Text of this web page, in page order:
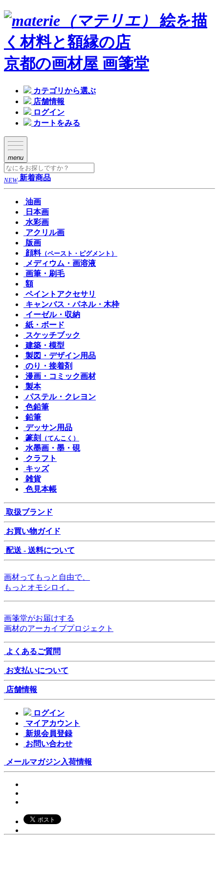
絵を描
く材料と額縁の店
京都の画材屋 画箋堂
カテゴリから選ぶ
店舗情報
ログイン
カートをみる
menu
NEW 新着商品
油画
日本画
水彩画
アクリル画
版画
顔料（ペースト・ピグメント）
メディウム・画溶液
画筆・刷毛
額
ペイントアクセサリ
キャンバス・パネル・木枠
イーゼル・収納
紙・ボード
スケッチブック
建築・模型
製図・デザイン用品
のり・接着剤
漫画・コミック画材
製本
パステル・クレヨン
色鉛筆
鉛筆
デッサン用品
篆刻
（てんこく）
水墨画・墨・硯
クラフト
キッズ
雑貨
色見本帳
取扱ブランド
お買い物ガイド
配送 - 送料について
画材ってもっと自由で、
もっとオモシロイ。
画箋堂がお届けする
画材のアーカイブプロジェクト
よくあるご質問
お支払いについて
店舗情報
ログイン
マイアカウント
新規会員登録
お問い合わせ
メールマガジン入荷情報